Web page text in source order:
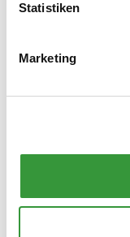
Statistiken
Marketing